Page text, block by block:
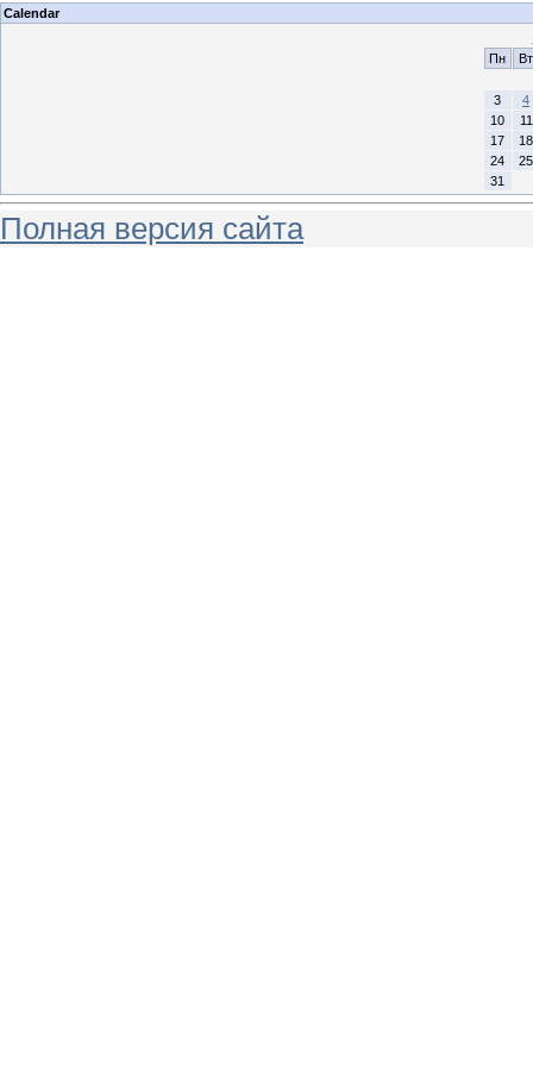
Calendar
Пн
Вт
3
4
10
11
17
18
24
25
31
Полная версия сайта